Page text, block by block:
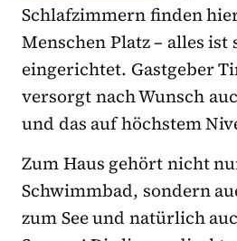
Schlafzimmern finden
Menschen Platz – alles
eingerichtet. Gastgeber
versorgt nach Wunsch
und das auf höchstem
Zum Haus gehört nicht
Schwimmbad, sondern
zum See und natürlich